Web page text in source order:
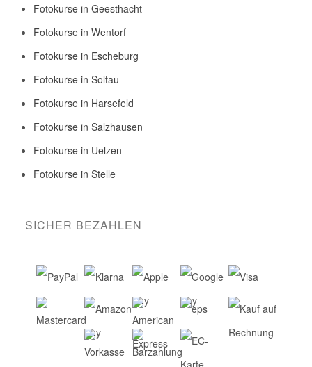
Fotokurse in Geesthacht
Fotokurse in Wentorf
Fotokurse in Escheburg
Fotokurse in Soltau
Fotokurse in Harsefeld
Fotokurse in Salzhausen
Fotokurse in Uelzen
Fotokurse in Stelle
SICHER BEZAHLEN